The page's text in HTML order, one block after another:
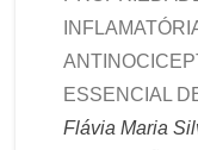
ESSENCIAL
Flávia Maria